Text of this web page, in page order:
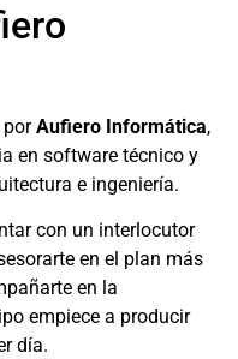
porAufiero Informática,
en software técnico y
e ingeniería.
con un interlocutor
en el plan más
en la
empiece a producir
día.